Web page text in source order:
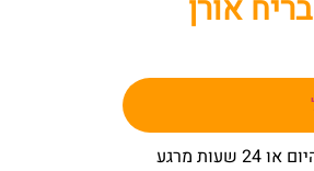
אורן
– באר שבע שפלה ודרום משלוח באותו היום או 24 שעות מרגע